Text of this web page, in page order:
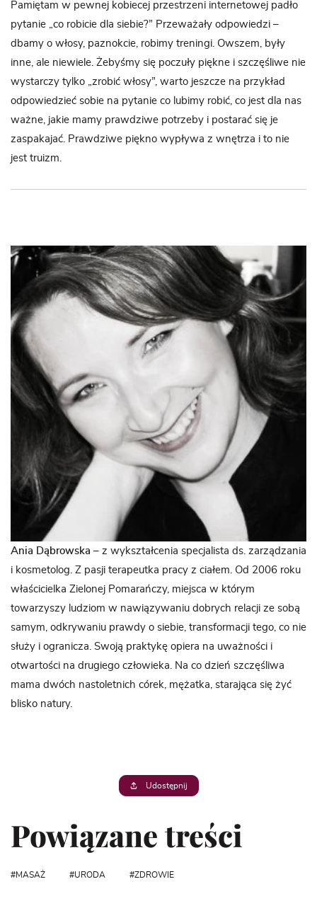
Pamiętam w pewnej kobiecej przestrzeni internetowej padło
pytanie „co robicie dla siebie?” Przeważały odpowiedzi –
dbamy o włosy, paznokcie, robimy treningi. Owszem, były
inne, ale niewiele. Żebyśmy się poczuły piękne i szczęśliwe nie
wystarczy tylko „zrobić włosy”, warto jeszcze na przykład
odpowiedzieć sobie na pytanie co lubimy robić, co jest dla nas
ważne, jakie mamy prawdziwe potrzeby i postarać się je
zaspakajać. Prawdziwe piękno wypływa z wnętrza i to nie
jest truizm.
Ania Dąbrowska – z wykształcenia specjalista ds. zarządzania
i kosmetolog. Z pasji terapeutka pracy z ciałem. Od 2006 roku
właścicielka Zielonej Pomarańczy, miejsca w którym
towarzyszy ludziom w nawiązywaniu dobrych relacji ze sobą
samym, odkrywaniu prawdy o siebie, transformacji tego, co nie
służy i ogranicza. Swoją praktykę opiera na uważności i
otwartości na drugiego człowieka. Na co dzień szczęśliwa
mama dwóch nastoletnich córek, mężatka, starająca się żyć
blisko natury.
Udostępnij
Powiązane treści
MASAŻ URODA ZDROWIE